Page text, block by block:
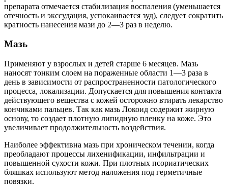
препарата отмечается стабилизация воспаления (уменьшается
отечность и экссудация, успокаивается зуд), следует сократить
кратность нанесения мази до 2—3 раз в неделю.
Мазь
Применяют у взрослых и детей старше 6 месяцев. Мазь
наносят тонким слоем на пораженные области 1—3 раза в
день в зависимости от распространенности патологического
процесса, локализации. Допускается для повышения контакта
действующего вещества с кожей осторожно втирать лекарство
кончиками пальцев. Так как мазь Локоид содержит жирную
основу, то создает плотную липидную пленку на коже. Это
увеличивает продолжительность воздействия.
Наиболее эффективна мазь при хроническом течении, когда
преобладают процессы лихенификации, инфильтрации и
повышенной сухости кожи. При плотных псориатических
бляшках используют метод наложения под герметичные
повязки.